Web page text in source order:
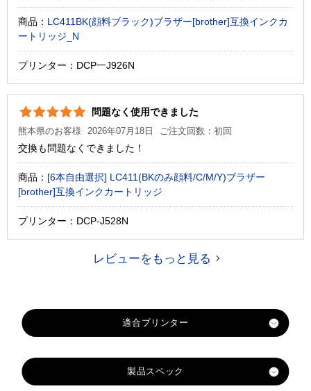
商品： LC411BK(顔料ブラック)ブラザー[brother]互換インクカ
ートリッジ_N
プリンター：DCP一J926N
問題なく使用できました
熊本県のお客様 2026年07月18日 ご注文回数：初回
交換も問題なくできました！
商品： [6本自由選択] LC411(BKのみ顔料/C/M/Y)ブラザー
[brother]互換インクカートリッジ
プリンター：DCP-J528N
レビューをもっと見る
製品スペック